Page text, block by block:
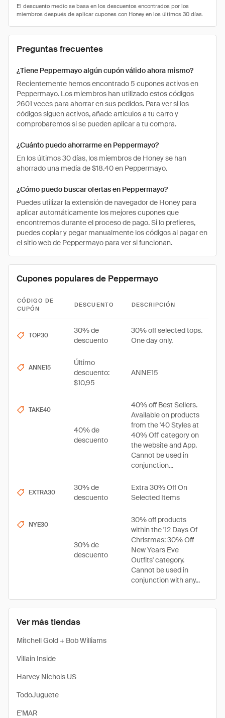
Ver más tiendas
Mitchell Gold + Bob Williams
Villain Inside
Harvey Nichols US
TodoJuguete
E'MAR
Preguntas frecuentes
¿Tiene Peppermayo algún cupón válido ahora mismo?
Recientemente hemos encontrado 5 cupones activos en
Peppermayo. Los miembros han utilizado estos códigos
2601 veces para ahorrar en sus pedidos. Para ver si los
códigos siguen activos, añade artículos a tu carro y
comprobaremos si se pueden aplicar a tu compra.
¿Cuánto puedo ahorrarme en Peppermayo?
En los últimos 30 días, los miembros de Honey se han
ahorrado una media de $18.40 en Peppermayo.
¿Cómo puedo buscar ofertas en Peppermayo?
Puedes utilizar la extensión de navegador de Honey para
aplicar automáticamente los mejores cupones que
encontremos durante el proceso de pago. Si lo prefieres,
puedes copiar y pegar manualmente los códigos al pagar en
el sitio web de Peppermayo para ver si funcionan.
Cupones populares de Peppermayo
CÓDIGO DE
CUPÓN
DESCUENTO DESCRIPCIÓN
TOP30
30% de
descuento
30% off selected tops.
One day only.
ANNE15
Último
descuento:
$10,95
ANNE15
TAKE40
40% de
descuento
40% off Best Sellers.
Available on products
from the '40 Styles at
40% Off' category on
the website and App.
Cannot be used in
conjunction...
EXTRA30
30% de
descuento
Extra 30% Off On
Selected Items
NYE30
30% de
descuento
30% off products
within the '12 Days Of
Christmas: 30% Off
New Years Eve
Outfits' category.
Cannot be used in
conjunction with any...